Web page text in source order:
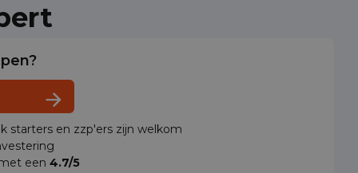
starters en zzp'ers zijn welkom
een 4.7/5